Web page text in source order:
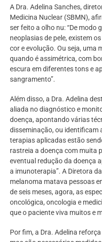
A Dra. Adelina Sanches,
Medicina Nuclear (SBMN),
ser feito a olho nu: “De modo
neoplasias de pele, existem
cor e evolução. Ou seja, uma
quando é assimétrica, com
escura em diferentes tons e
sangramento”.
Além disso, a Dra. Adelina
aliada no diagnóstico e
doença, apontando várias
disseminação, ou identificam
terapias aplicadas estão
rastreia a doença com muita
eventual redução da doença
a imunoterapia”. A Diretora
melanoma matava pessoas
de seis meses, agora, as
oncológica, oncologia e
que o paciente viva muitos e
Por fim, a Dra. Adelina